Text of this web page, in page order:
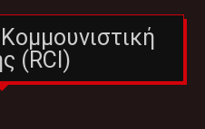
(RCI)